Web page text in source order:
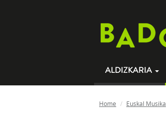
ALDIZKARIA
Home Euskal Musika